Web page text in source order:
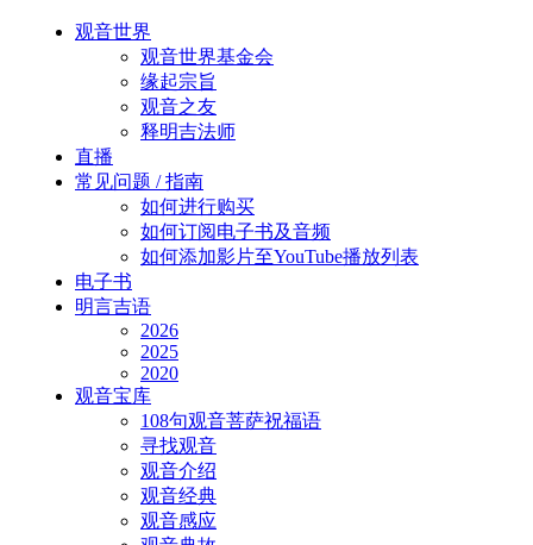
观音世界
观音世界基金会
缘起宗旨
观音之友
释明吉法师
直播
常见问题 / 指南
如何进行购买
如何订阅电子书及音频
如何添加影片至YouTube播放列表
电子书
明言吉语
2026
2025
2020
观音宝库
108句观音菩萨祝福语
寻找观音
观音介绍
观音经典
观音感应